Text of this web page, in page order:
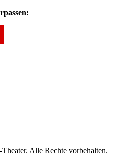
Alle Rechte vorbehalten.